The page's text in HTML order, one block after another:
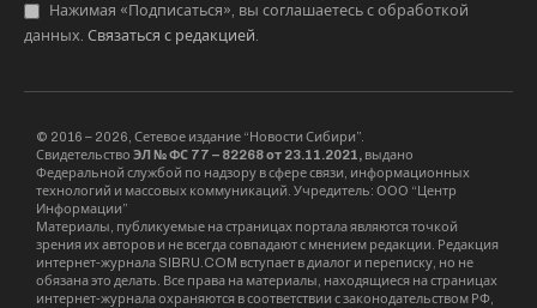
Нажимая «Подписаться», вы соглашаетесь с обработкой
данных. Связаться с редакцией.
© 2016 – 2026, Сетевое издание “Новости Сибири”.
Свидетельство ЭЛ № ФС 77 – 82268 от 23.11.2021, выдано
Федеральной службой по надзору в сфере связи, информационных
технологий и массовых коммуникаций. Учредитель: ООО “Центр
Информации”
Материалы, публикуемые на страницах портала являются точкой
зрения их авторов и не всегда совпадают с мнением редакции. Редакция
интернет-журнала SIBRU.COM вступает в диалог и переписку, но не
обязана это делать. Все права на материалы, находящиеся на страницах
интернет-журнала охраняются в соответствии с законодательством РФ,